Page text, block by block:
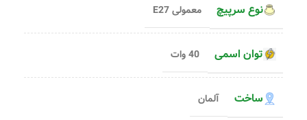
نوع سرپیچ معمولی E27
توان اسمی 40 وات
ساخت آلمان